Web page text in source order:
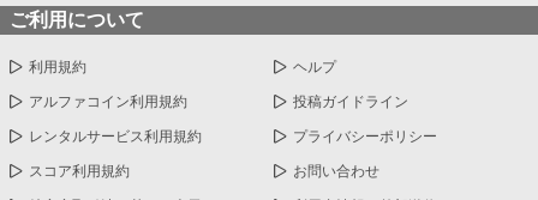
ご利用について
利用規約 ヘルプ
アルファコイン利用規約 投稿ガイドライン
レンタルサービス利用規約 プライバシーポリシー
スコア利用規約 お問い合わせ